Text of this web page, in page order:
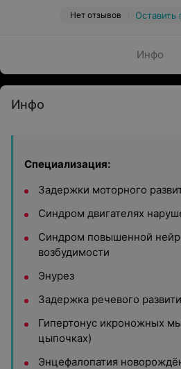
Нет отзывов Оставить
Инфо
Инфо
Специализация:
Задержки моторного
Синдром двигателях
Синдром повышенной
возбудимости
Энурез
Задержка речевого
Гипертонус икроножных
цыпочках)
Энцефалопатия